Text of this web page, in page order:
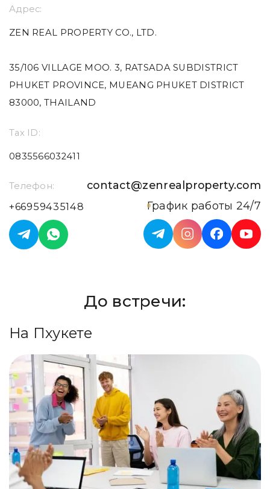
Адрес:
ZEN REAL PROPERTY CO., LTD.
35/106 VILLAGE MOO. 3, RATSADA SUBDISTRICT
PHUKET PROVINCE, MUEANG PHUKET DISTRICT
83000, THAILAND
Tax ID:
0835566032411
Телефон:
+66959435148
contact@zenrealproperty.com
График работы 24/7
До встречи:
На Пхукете